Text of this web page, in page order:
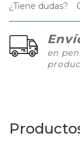
¿Tiene dudas?
en